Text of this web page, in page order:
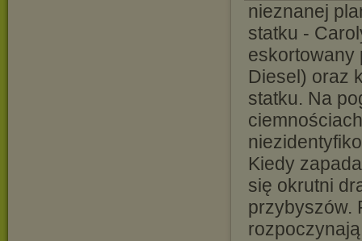
nieznanej
statku -
eskortowany
Diesel) oraz
statku. Na
Kiedy
się okrutni
przybyszów.